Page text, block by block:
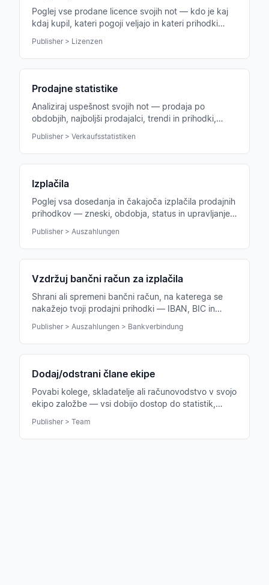
Poglej vse prodane licence svojih not — kdo je kaj
kdaj kupil, kateri pogoji veljajo in kateri prihodki
Publisher > Lizenzen
Prodajne statistike
Analiziraj uspešnost svojih not — prodaja po
obdobjih, najboljši prodajalci, trendi in prihodki,
Publisher > Verkaufsstatistiken
Izplačila
Poglej vsa dosedanja in čakajoča izplačila prodajnih
prihodkov — zneski, obdobja, status in upravljanje
Publisher > Auszahlungen
Vzdržuj bančni račun za izplačila
Shrani ali spremeni bančni račun, na katerega se
nakažejo tvoji prodajni prihodki — IBAN, BIC in
Publisher > Auszahlungen > Bankverbindung
Dodaj/odstrani člane ekipe
Povabi kolege, skladatelje ali računovodstvo v svojo
ekipo založbe — vsi dobijo dostop do statistik,
Publisher > Team